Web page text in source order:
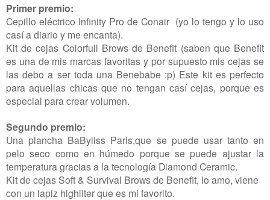
Primer premio:
Cepillo eléctrico Infinity Pro de Conair (yo lo tengo y lo uso
casí a diario y me encanta).
Kit de cejas Colorfull Brows de Benefit (saben que Benefit
es una de mis marcas favoritas y por supuesto mis cejas se
las debo a ser toda una Benebabe :p) Este kit es perfecto
para aquellas chicas que no tengan casí cejas, porque es
especial para crear volumen.
Segundo premio:
Una plancha BaByliss Paris,que se puede usar tanto en
pelo seco como en húmedo porque se puede ajustar la
temperatura gracias a la tecnología Diamond Ceramic.
Kit de cejas Soft & Survival Brows de Benefit, lo amo, viene
con un lapiz highliter que es mi favorito.